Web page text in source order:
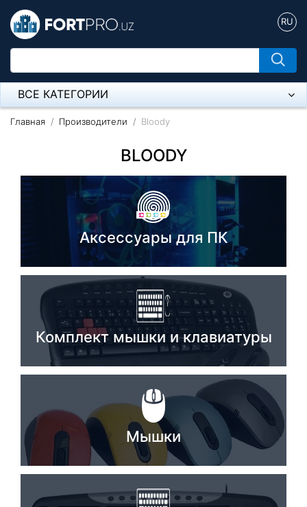
RU
ВСЕ КАТЕГОРИИ
Микрофон
Оборудование Mikrotik
Спикерфон
Модемы ADSL, Wan/Lan Роутеры, Wi-Fi
IP Телефония
Стереосистемы
Серверное оборудование
UPS Источники бесперебойного питания
Мышки и Клавиатуры
Наушники
Сетевое оборудование
Системы охлаждения
Главная Производители Bloody
BLOODY
Аксессуары для ПК
Комплект мышки и клавиатуры
Мышки